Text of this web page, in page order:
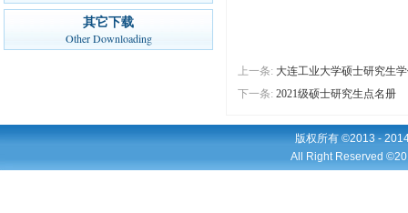
其它下载
Other Downloading
上一条: 大连工业大学硕士研究生
下一条: 2021级硕士研究生点名册
版权所有 ©2013 -
All Right Reserved